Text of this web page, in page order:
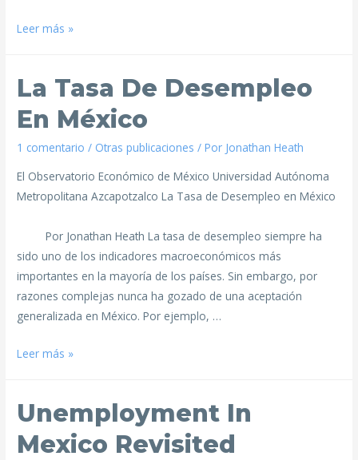
Leer más »
La Tasa De Desempleo
En México
1 comentario / Otras publicaciones / Por Jonathan Heath
El Observatorio Económico de México Universidad Autónoma
Metropolitana Azcapotzalco La Tasa de Desempleo en México
Por Jonathan Heath La tasa de desempleo siempre ha
sido uno de los indicadores macroeconómicos más
importantes en la mayoría de los países. Sin embargo, por
razones complejas nunca ha gozado de una aceptación
generalizada en México. Por ejemplo, …
Leer más »
Unemployment In
Mexico Revisited